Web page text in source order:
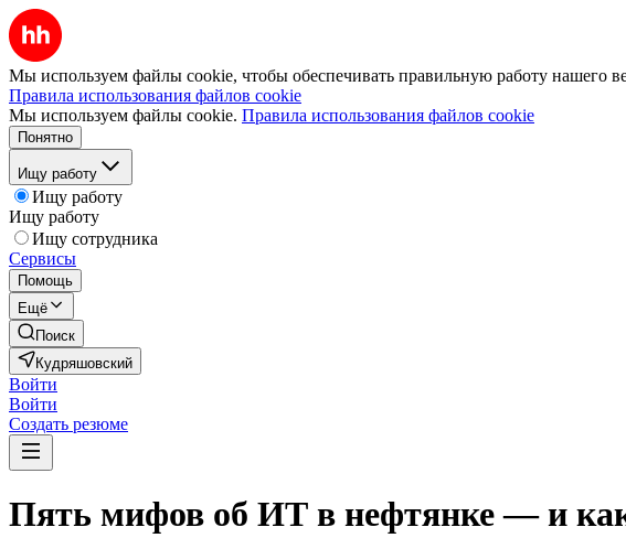
Мы используем файлы cookie, чтобы обеспечивать правильную работу нашего
Правила использования файлов cookie
Мы используем файлы cookie. Правила использования файлов cookie
Понятно
Ищу работу
Ищу работу
Ищу работу
Ищу сотрудника
Сервисы
Помощь
Ещё
Поиск
Кудряшовский
Войти
Войти
Создать резюме
Пять мифов об ИТ в нефтянке — и